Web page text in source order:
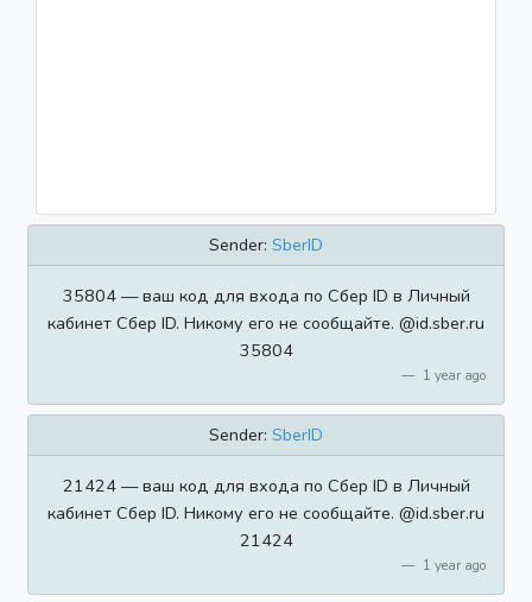
Sender: SberID
35804 — ваш код для входа по Сбер ID в Личный
кабинет Сбер ID. Никому его не сообщайте. @id.sber.ru
35804
1 year ago
Sender: SberID
21424 — ваш код для входа по Сбер ID в Личный
кабинет Сбер ID. Никому его не сообщайте. @id.sber.ru
21424
1 year ago